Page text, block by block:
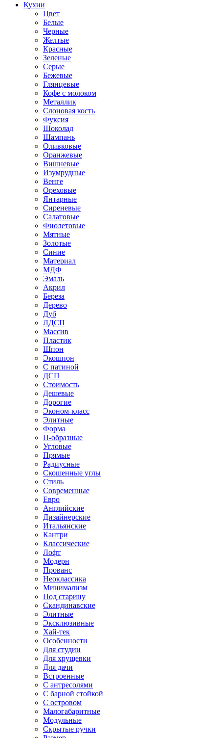
Кухни
Цвет
Белые
Черные
Желтые
Красные
Зеленые
Серые
Бежевые
Глянцевые
Кофе с молоком
Металлик
Слоновая кость
Фуксия
Шоколад
Шампань
Оливковые
Оранжевые
Вишневые
Изумрудные
Венге
Ореховые
Янтарные
Сиреневые
Салатовые
Фиолетовые
Мятные
Золотые
Синие
Материал
МДФ
Эмаль
Акрил
Береза
Дерево
Дуб
ЛДСП
Массив
Пластик
Шпон
Экошпон
С патиной
ДСП
Стоимость
Дешевые
Дорогие
Эконом-класс
Элитные
Форма
П-образные
Угловые
Прямые
Радиусные
Скошенные углы
Стиль
Современные
Евро
Английские
Дизайнерские
Итальянские
Кантри
Классические
Лофт
Модерн
Прованс
Неоклассика
Минимализм
Под старину
Скандинавские
Элитные
Эксклюзивные
Хай-тек
Особенности
Для студии
Для хрущевки
Для дачи
Встроенные
С антресолями
С барной стойкой
С островом
Малогабаритные
Модульные
Скрытые ручки